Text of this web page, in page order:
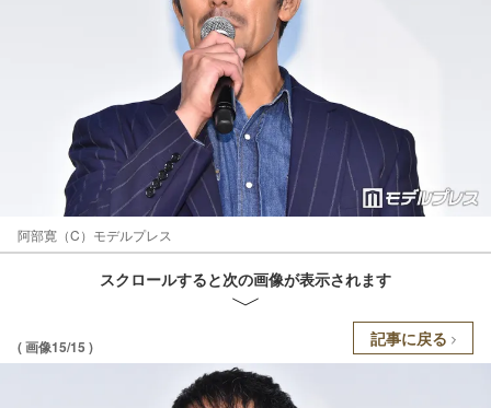
阿部寛（C）モデルプレス
スクロールすると次の画像が表示されます
( 画像15/15 ) 記事に戻る